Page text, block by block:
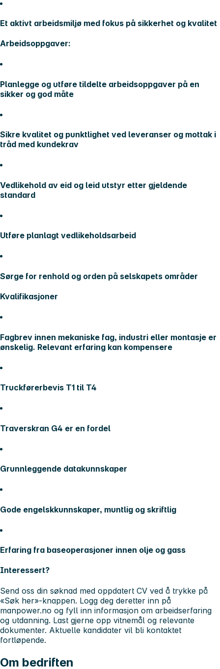
Et aktivt arbeidsmiljø med fokus på sikkerhet og kvalitet
Arbeidsoppgaver:
Planlegge og utføre tildelte arbeidsoppgaver på en
sikker og god måte
Sikre kvalitet og punktlighet ved leveranser og mottak i
tråd med kundekrav
Vedlikehold av eid og leid utstyr etter gjeldende
standard
Utføre planlagt vedlikeholdsarbeid
Sørge for renhold og orden på selskapets områder
Kvalifikasjoner
Fagbrev innen mekaniske fag, industri eller montasje er
ønskelig. Relevant erfaring kan kompensere
Truckførerbevis T1 til T4
Traverskran G4 er en fordel
Grunnleggende datakunnskaper
Gode engelskkunnskaper, muntlig og skriftlig
Erfaring fra baseoperasjoner innen olje og gass
Interessert?
Send oss din søknad med oppdatert CV ved å trykke på
«Søk her»-knappen. Logg deg deretter inn på
manpower.no og fyll inn informasjon om arbeidserfaring
og utdanning. Last gjerne opp vitnemål og relevante
dokumenter. Aktuelle kandidater vil bli kontaktet
fortløpende.
Om bedriften